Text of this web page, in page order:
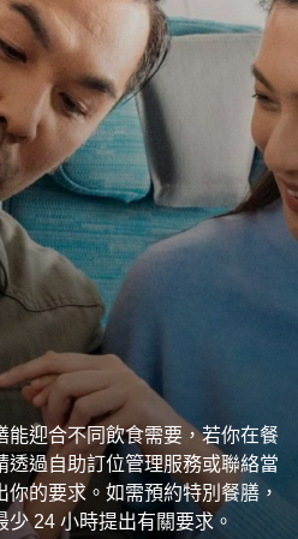
能迎合不同飲食需要，若你在餐
透過自助訂位管理服務或聯絡當
的要求。如需預約特別餐膳，
24 小時提出有關要求。